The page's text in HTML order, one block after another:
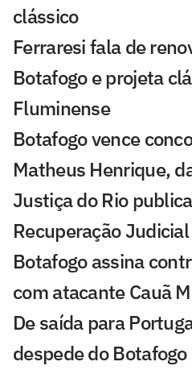
clássico
Ferraresi fala de
Botafogo e projeta
Fluminense
Botafogo vence
Matheus Henrique,
Justiça do Rio
Recuperação
Botafogo assina
com atacante Cauã
De saída para
despede do Botafogo